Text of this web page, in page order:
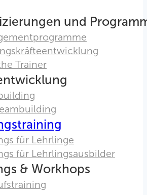
und
Trainer
für Lehrlinge
für Lehrlingsausbilder
& Workhops